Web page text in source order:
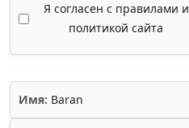
Я согласен с правилами и
политикой сайта
Имя: Baran